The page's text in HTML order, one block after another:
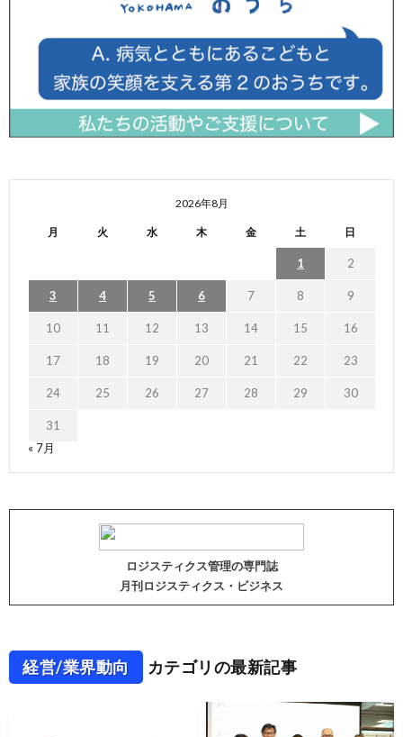
2026年8月
月 火 水 木 金 土 日
1 2
3 4 5 6 7 8 9
10 11 12 13 14 15 16
17 18 19 20 21 22 23
24 25 26 27 28 29 30
31
« 7月
ロジスティクス管理の専門誌
月刊ロジスティクス・ビジネス
経営/業界動向 カテゴリの最新記事